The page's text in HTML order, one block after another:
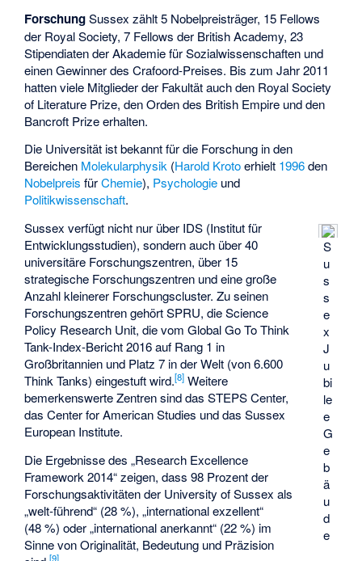
ForschungSussex zählt 5 Nobelpreisträger, 15 Fellows
der Royal Society, 7 Fellows der British Academy, 23
Stipendiaten der Akademie für Sozialwissenschaften und
einen Gewinner des Crafoord-Preises. Bis zum Jahr 2011
hatten viele Mitglieder der Fakultät auch den Royal Society
of Literature Prize, den Orden des British Empire und den
Bancroft Prize erhalten.
Die Universität ist bekannt für die Forschung in den
Bereichen Molekularphysik (Harold Krotoerhielt 1996den
Nobelpreis fürChemie), Psychologie und
Politikwissenschaft.
S
u
s
s
e
x
J
u
bi
le
e
G
e
b
ä
u
d
e
Sussex verfügt nicht nur über IDS (Institut für
Entwicklungsstudien), sondern auch über 40
universitäre Forschungszentren, über 15
strategische Forschungszentren und eine große
Anzahl kleinerer Forschungscluster. Zu seinen
Forschungszentren gehört SPRU, die Science
Policy Research Unit, die vom Global Go To Think
Tank-Index-Bericht 2016 auf Rang 1 in
Großbritannien und Platz 7 in der Welt (von 6.600
Think Tanks) eingestuft wird.[8] Weitere
bemerkenswerte Zentren sind das STEPS Center,
das Center for American Studies und das Sussex
European Institute.
Die Ergebnisse des „Research Excellence
Framework 2014“ zeigen, dass 98 Prozent der
Forschungsaktivitäten der University of Sussex als
„welt-führend“ (28 %), „international exzellent“
(48 %) oder „international anerkannt“ (22 %) im
Sinne von Originalität, Bedeutung und Präzision
[9]